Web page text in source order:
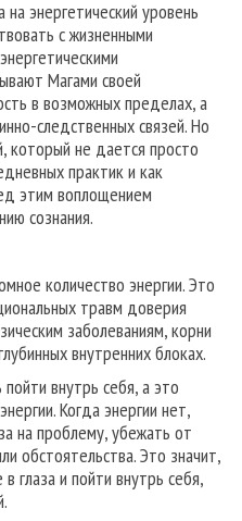
энергетический уровень
с жизненными
Магами своей
в возможных пределах, а
следственных связей. Но
который не дается просто
практик и как
этим воплощением
сознания.
количество энергии. Это
травм доверия
заболеваниям, корни
внутренних блоках.
внутрь себя, а это
Когда энергии нет,
на проблему, убежать от
обстоятельства. Это значит,
глаза и пойти внутрь себя,